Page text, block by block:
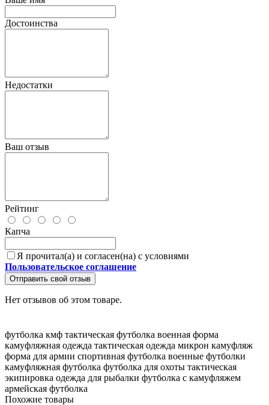
Достоинства
Недостатки
Ваш отзыв
Рейтинг
Капча
Я прочитал(а) и согласен(на) с условиями
Пользовательское соглашение
Отправить свой отзыв
Нет отзывов об этом товаре.
футболка кмф тактическая футболка военная форма
камуфляжная одежда тактическая одежда микрон камуфляж
форма для армии спортивная футболка военные футболки
камуфляжная футболка футболка для охоты тактическая
экипировка одежда для рыбалки футболка с камуфляжем
армейская футболка
Похожие товары